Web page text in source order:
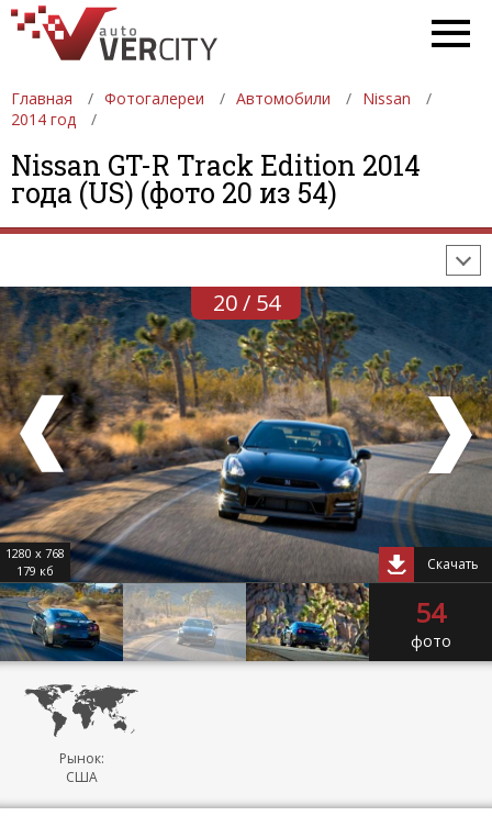
Главная Фотогалереи Автомобили
Nissan
2014 год
Nissan GT-R Track Edition 2014
года (US) (фото 20 из 54)
ФОТОГАЛЕРЕИ АВТОМОБИЛИ
ДЕВУШКИ
АВТОСАЛОНЫ
ФОРМУЛА-1
20 / 54
1280 x 768
179 кб
Скачать
54
фото
Рынок:
США